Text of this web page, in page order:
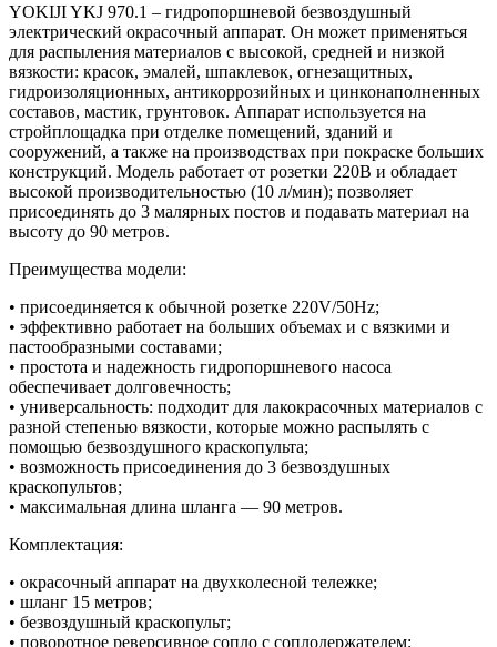
YOKIJI YKJ 970.1 – гидропоршневой безвоздушный
электрический окрасочный аппарат. Он может применяться
для распыления материалов с высокой, средней и низкой
вязкости: красок, эмалей, шпаклевок, огнезащитных,
гидроизоляционных, антикоррозийных и цинконаполненных
составов, мастик, грунтовок. Аппарат используется на
стройплощадка при отделке помещений, зданий и
сооружений, а также на производствах при покраске больших
конструкций. Модель работает от розетки 220B и обладает
высокой производительностью (10 л/мин); позволяет
присоединять до 3 малярных постов и подавать материал на
высоту до 90 метров.
Преимущества модели:
• присоединяется к обычной розетке 220V/50Hz;
• эффективно работает на больших объемах и с вязкими и
пастообразными составами;
• простота и надежность гидропоршневого насоса
обеспечивает долговечность;
• универсальность: подходит для лакокрасочных материалов с
разной степенью вязкости, которые можно распылять с
помощью безвоздушного краскопульта;
• возможность присоединения до 3 безвоздушных
краскопультов;
• максимальная длина шланга — 90 метров.
Комплектация:
• окрасочный аппарат на двухколесной тележке;
• шланг 15 метров;
• безвоздушный краскопульт;
• поворотное реверсивное сопло с соплодержателем;